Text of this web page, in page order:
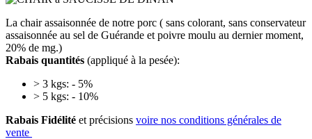
La chair assaisonnée de notre porc ( sans colorant, sans conservateur
assaisonnée au sel de Guérande et poivre moulu au dernier moment,
20% de mg.)
Rabais quantités (appliqué à la pesée):
> 3 kgs: - 5%
> 5 kgs: - 10%
Rabais Fidélité et précisions voire nos conditions générales de
vente